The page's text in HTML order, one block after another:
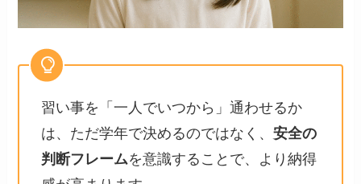
習い事を「一人でいつから」通わせるか
は、ただ学年で決めるのではなく、安全の
判断フレームを意識することで、より納得